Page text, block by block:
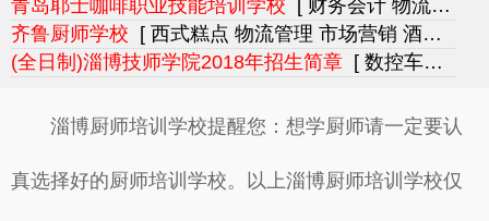
青岛耶士咖啡职业技能培训学校 [ 财务会计 物流管理 市场营销 酒店管理 计算机应用 网络工程]
齐鲁厨师学校 [ 西式糕点 物流管理 市场营销 酒店管理 计算机应用 网络工程]
(全日制)淄博技师学院2018年招生简章 [ 数控车工 电气焊工 模具制造 电子电工 汽车驾驶 电气自动化]
淄博厨师培训学校提醒您：想学厨师请一定要认
真选择好的厨师培训学校。以上淄博厨师培训学校仅